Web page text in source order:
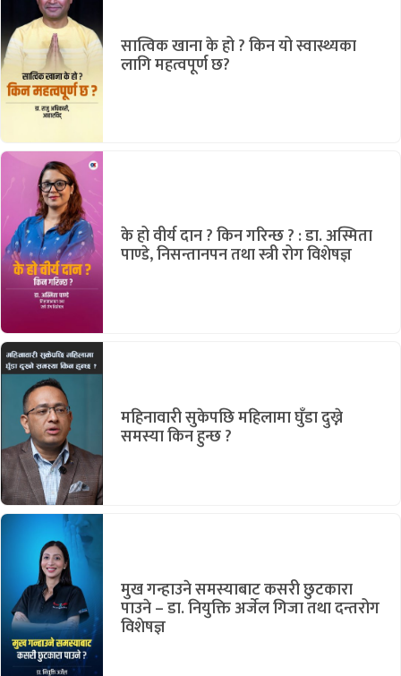
सात्विक खाना के हो ? किन यो स्वास्थ्यका
लागि महत्वपूर्ण छ?
के हो वीर्य दान ? किन गरिन्छ ? : डा. अस्मिता
पाण्डे, निसन्तानपन तथा स्त्री रोग विशेषज्ञ
महिनावारी सुकेपछि महिलामा घुँडा दुख्ने
समस्या किन हुन्छ ?
मुख गन्हाउने समस्याबाट कसरी छुटकारा
पाउने – डा. नियुक्ति अर्जेल गिजा तथा दन्तरोग
विशेषज्ञ